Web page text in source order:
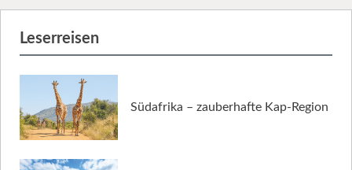
Leserreisen
Südafrika – zauberhafte Kap-Region